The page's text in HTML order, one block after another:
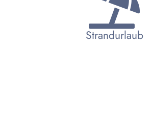
Strandurlaub